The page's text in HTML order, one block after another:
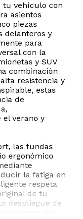
tu vehículo con
asientos
piezas
delanteros y
para
con la
y SUV
combinación
resistencia y
estas
de
verano y
las fundas
ergonómico
la fatiga en
respeta
de tu
despliegue de